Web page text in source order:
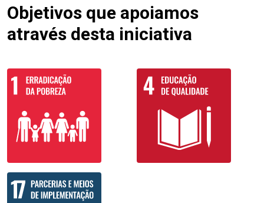
Objetivos que apoiamos
através desta iniciativa